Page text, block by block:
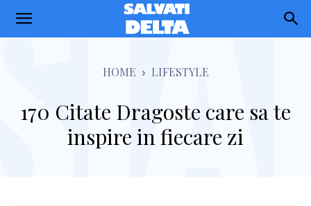
Salvati
HOME LIFESTYLE
170 Citate Dragoste care sa te
inspire in fiecare zi